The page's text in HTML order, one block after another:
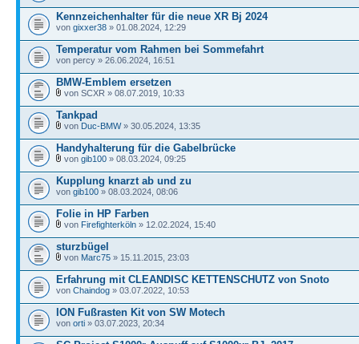
Kennzeichenhalter für die neue XR Bj 2024
von gixxer38 » 01.08.2024, 12:29
Temperatur vom Rahmen bei Sommefahrt
von percy » 26.06.2024, 16:51
BMW-Emblem ersetzen
von SCXR » 08.07.2019, 10:33
Tankpad
von Duc-BMW» 30.05.2024, 13:35
Handyhalterung für die Gabelbrücke
von gib100 » 08.03.2024, 09:25
Kupplung knarzt ab und zu
von gib100 » 08.03.2024, 08:06
Folie in HP Farben
von Firefighterköln » 12.02.2024, 15:40
sturzbügel
von Marc75 » 15.11.2015, 23:03
Erfahrung mit CLEANDISC KETTENSCHUTZ von Snoto
von Chaindog » 03.07.2022, 10:53
ION Fußrasten Kit von SW Motech
von orti » 03.07.2023, 20:34